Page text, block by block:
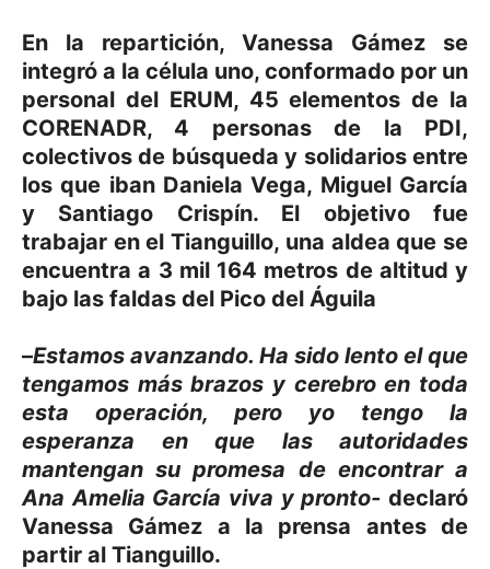
En la repartición, Vanessa Gámez se
integró a la célula uno, conformado por un
personal del ERUM, 45 elementos de la
CORENADR, 4 personas de la PDI,
colectivos de búsqueda y solidarios entre
los que iban Daniela Vega, Miguel García
y Santiago Crispín. El objetivo fue
trabajar en el Tianguillo, una aldea que se
encuentra a 3 mil 164 metros de altitud y
bajo las faldas del Pico del Águila
–Estamos avanzando. Ha sido lento el que
tengamos más brazos y cerebro en toda
esta operación, pero yo tengo la
esperanza en que las autoridades
mantengan su promesa de encontrar a
Ana Amelia García viva y pronto- declaró
Vanessa Gámez a la prensa antes de
partir al Tianguillo.